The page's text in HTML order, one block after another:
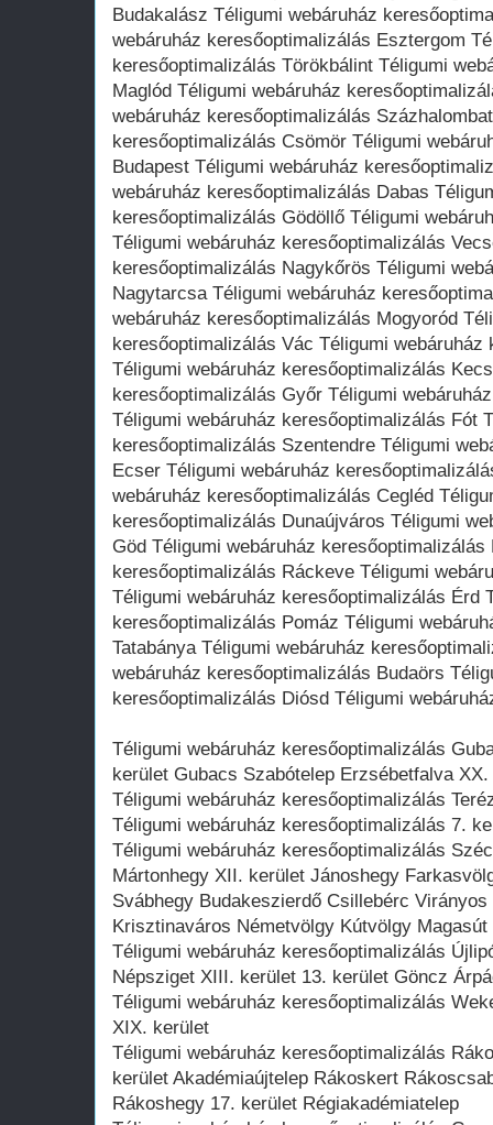
Budakalász Téligumi webáruház
webáruház keresőoptimalizálás Esztergom
keresőoptimalizálás Törökbálint Téligumi
Maglód Téligumi webáruház
webáruház keresőoptimalizálás
keresőoptimalizálás Csömör Téligumi
Budapest Téligumi webáruház
webáruház keresőoptimalizálás Dabas
keresőoptimalizálás Gödöllő Téligumi
Téligumi webáruház keresőoptimalizálás
keresőoptimalizálás Nagykőrös Téligumi
Nagytarcsa Téligumi webáruház
webáruház keresőoptimalizálás Mogyoród
keresőoptimalizálás Vác Téligumi webáruház
Téligumi webáruház keresőoptimalizálás
keresőoptimalizálás Győr Téligumi
Téligumi webáruház keresőoptimalizálás Fót
keresőoptimalizálás Szentendre Téligumi
Ecser Téligumi webáruház
webáruház keresőoptimalizálás Cegléd
keresőoptimalizálás Dunaújváros Téligumi
Göd Téligumi webáruház
keresőoptimalizálás Ráckeve Téligumi
Téligumi webáruház keresőoptimalizálás Érd
keresőoptimalizálás Pomáz Téligumi
Tatabánya Téligumi webáruház
webáruház keresőoptimalizálás Budaörs
keresőoptimalizálás Diósd Téligumi
Téligumi webáruház keresőoptimalizálás
kerület Gubacs Szabótelep Erzsébetfalva
Téligumi webáruház keresőoptimalizálás
Téligumi webáruház keresőoptimalizálás 7.
Téligumi webáruház keresőoptimalizálás
Mártonhegy XII. kerület Jánoshegy
Svábhegy Budakeszierdő Csillebérc
Krisztinaváros Németvölgy Kútvölgy Magasút
Téligumi webáruház keresőoptimalizálás
Népsziget XIII. kerület 13. kerület Göncz
Téligumi webáruház keresőoptimalizálás
XIX. kerület
Téligumi webáruház keresőoptimalizálás
kerület Akadémiaújtelep Rákoskert
Rákoshegy 17. kerület Régiakadémiatelep